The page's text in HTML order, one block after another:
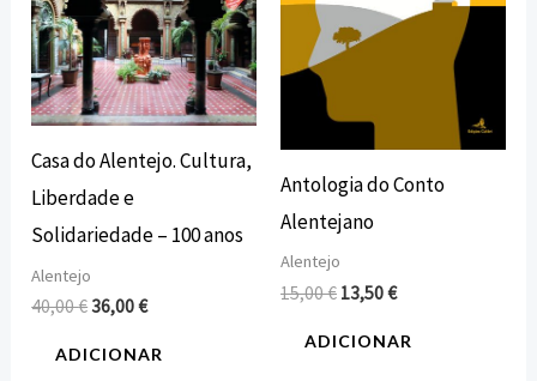
Casa do Alentejo. Cultura,
Liberdade e
Solidariedade – 100 anos
Alentejo
40,00€36,00€
ADICIONAR
Antologia do Conto
Alentejano
Alentejo
15,00€ 13,50€
ADICIONAR